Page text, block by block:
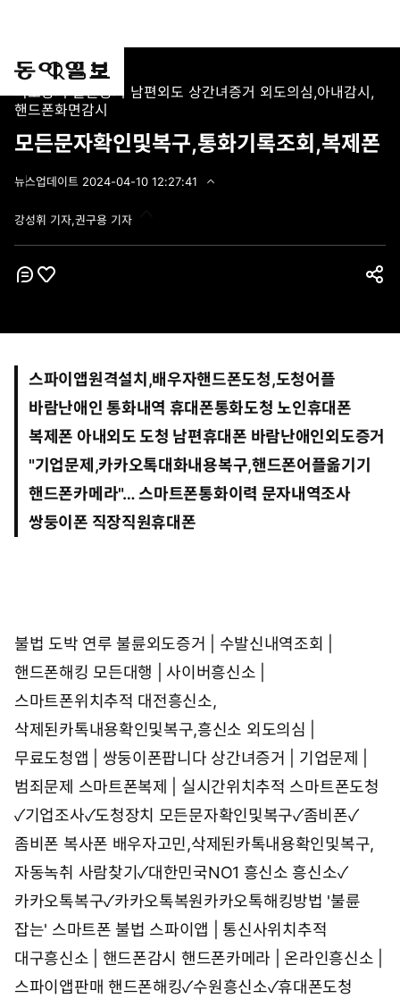
통
합
검
색
마
이
페
이
전
체
메
뉴
치
외도증거 불륜증거 남편외도 상간녀증거 외도의심,아내감시,
핸드폰화면감시
모든문자확인및복구,통화기록조회,복제폰
뉴스업데이트 2024-04-10 12:27:41
2
0
4
1
2
:
1
강성휘 기자,권구용 기자
하
스파이앱원격설치,배우자핸드폰도청,도청어플
바람난애인 통화내역 휴대폰통화도청 노인휴대폰
복제폰 아내외도 도청 남편휴대폰 바람난애인외도증거
"기업문제,카카오톡대화내용복구,핸드폰어플옮기기
핸드폰카메라"… 스마트폰통화이력 문자내역조사
쌍둥이폰 직장직원휴대폰
불법 도박 연루 불륜외도증거 | 수발신내역조회 |
핸드폰해킹 모든대행 | 사이버흥신소 |
스마트폰위치추적 대전흥신소,
삭제된카톡내용확인및복구,흥신소 외도의심 |
무료도청앱 | 쌍둥이폰팝니다 상간녀증거 | 기업문제 |
범죄문제
스마트폰복제 | 실시간위치추적 스마트폰도청
✓기업조사✓도청장치 모든문자확인및복구✓좀비폰✓
좀비폰 복사폰 배우자고민,삭제된카톡내용확인및복구,
자동녹취 사람찾기✓대한민국NO1 흥신소 흥신소✓
카카오톡복구✓카카오톡복원카카오톡해킹방법 '불륜
잡는' 스마트폰 불법 스파이앱 | 통신사위치추적
대구흥신소 | 핸드폰감시 핸드폰카메라 | 온라인흥신소 |
스파이앱판매 핸드폰해킹✓수원흥신소✓휴대폰도청